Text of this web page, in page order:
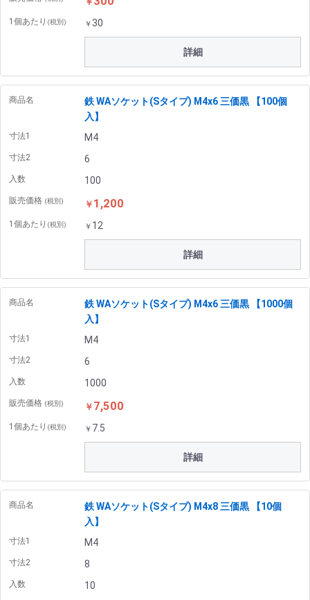
1個あたり (税別) ￥ 30
詳細
商品名
鉄 WAソケット(Sタイプ) M4x6 三価黒 【100個
入】
寸法1 M4
寸法2 6
入数 100
販売価格 (税別) ￥ 1,200
1個あたり (税別) ￥ 12
詳細
商品名
鉄 WAソケット(Sタイプ) M4x6 三価黒 【1000個
入】
寸法1 M4
寸法2 6
入数 1000
販売価格 (税別) ￥ 7,500
1個あたり (税別) ￥ 7.5
詳細
商品名
鉄 WAソケット(Sタイプ) M4x8 三価黒 【10個
入】
寸法1 M4
寸法2 8
入数 10